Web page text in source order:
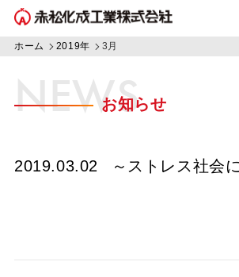
ホーム 2019年 3月
NEWS
お知らせ
2019.03.02 ～ストレス社会